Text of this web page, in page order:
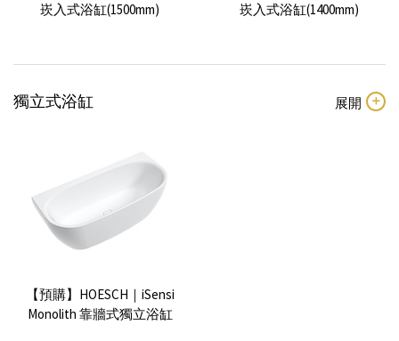
崁入式浴缸(1500mm)
崁入式浴缸(1400mm)
【預購】HOESCH｜Comfort
崁入式浴缸(1300mm)
獨立式浴缸
【預購】HOESCH｜iSensi
Monolith 靠牆式獨立浴缸